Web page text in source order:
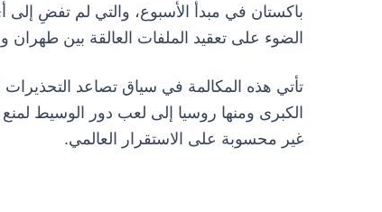
باكستان في مبدأ الأسبوع، والتي لم تفضِ إلى
الضوء على تعقيد الملفات العالقة بين
تأتي هذه المكالمة في سياق تصاعد
الكبرى ومنها روسيا إلى لعب دور الوسيط
غير محسوبة على الاستقرار العالمي.